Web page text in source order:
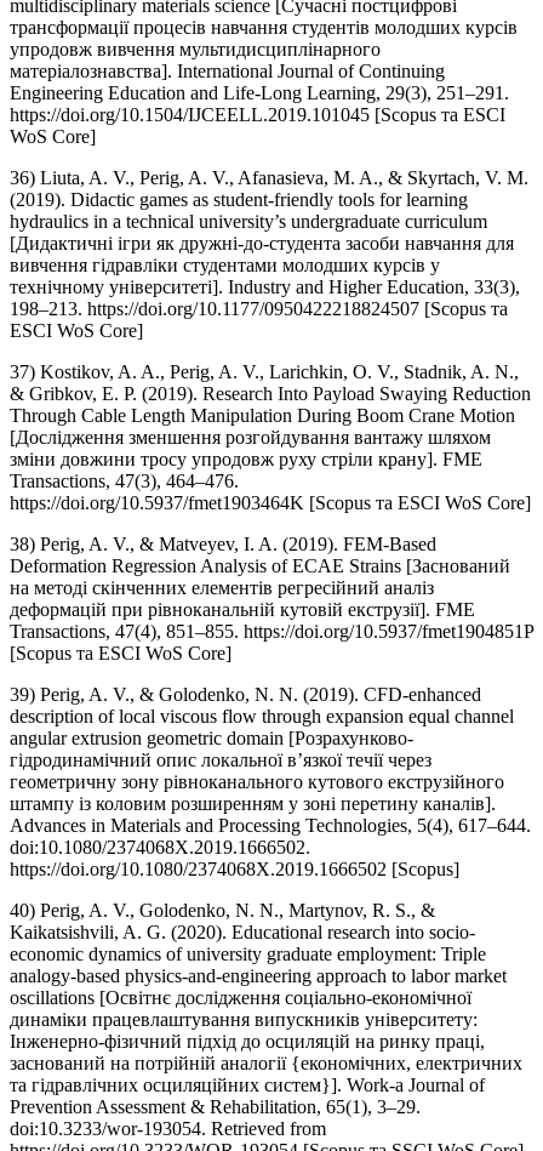
multidisciplinary materials science [Сучасні постцифрові
трансформації процесів навчання студентів молодших курсів
упродовж вивчення мультидисциплінарного
матеріалознавства]. International Journal of Continuing
Engineering Education and Life-Long Learning, 29(3), 251–291.
https://doi.org/10.1504/IJCEELL.2019.101045 [Scopus та ESCI
WoS Core]
36) Liuta, A. V., Perig, A. V., Afanasieva, M. A., & Skyrtach, V. M.
(2019). Didactic games as student-friendly tools for learning
hydraulics in a technical university’s undergraduate curriculum
[Дидактичні ігри як дружні-до-студента засоби навчання для
вивчення гідравліки студентами молодших курсів у
технічному університеті]. Industry and Higher Education, 33(3),
198–213. https://doi.org/10.1177/0950422218824507 [Scopus та
ESCI WoS Core]
37) Kostikov, A. A., Perig, A. V., Larichkin, O. V., Stadnik, A. N.,
& Gribkov, E. P. (2019). Research Into Payload Swaying Reduction
Through Cable Length Manipulation During Boom Crane Motion
[Дослідження зменшення розгойдування вантажу шляхом
зміни довжини тросу упродовж руху стріли крану]. FME
Transactions, 47(3), 464–476.
https://doi.org/10.5937/fmet1903464K [Scopus та ESCI WoS Core]
38) Perig, A. V., & Matveyev, I. A. (2019). FEM-Based
Deformation Regression Analysis of ECAE Strains [Заснований
на методі скінченних елементів регресійний аналіз
деформацій при рівноканальній кутовій екструзії]. FME
Transactions, 47(4), 851–855. https://doi.org/10.5937/fmet1904851P
[Scopus та ESCI WoS Core]
39) Perig, A. V., & Golodenko, N. N. (2019). CFD-enhanced
description of local viscous flow through expansion equal channel
angular extrusion geometric domain [Розрахунково-
гідродинамічний опис локальної в’язкої течії через
геометричну зону рівноканального кутового екструзійного
штампу із коловим розширенням у зоні перетину каналів].
Advances in Materials and Processing Technologies, 5(4), 617–644.
doi:10.1080/2374068X.2019.1666502.
https://doi.org/10.1080/2374068X.2019.1666502 [Scopus]
40) Perig, A. V., Golodenko, N. N., Martynov, R. S., &
Kaikatsishvili, A. G. (2020). Educational research into socio-
economic dynamics of university graduate employment: Triple
analogy-based physics-and-engineering approach to labor market
oscillations [Освітнє дослідження соціально-економічної
динаміки працевлаштування випускників університету:
Інженерно-фізичний підхід до осциляцій на ринку праці,
заснований на потрійній аналогії {економічних, електричних
та гідравлічних осциляційних систем}]. Work-a Journal of
Prevention Assessment & Rehabilitation, 65(1), 3–29.
doi:10.3233/wor-193054. Retrieved from